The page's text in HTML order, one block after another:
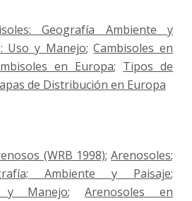
Geografía Ambiente y
Uso y Manejo;Cambisoles en
en Europa; Tipos de
de Distribución en Europa
(WRB 1998);Arenosoles;
Ambiente y Paisaje;
y Manejo;Arenosoles en